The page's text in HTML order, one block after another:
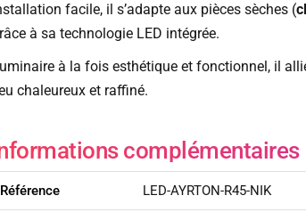
facile, il s’adapte aux pièces sèches (
à sa technologie LED intégrée.
à la fois esthétique et fonctionnel, il
chaleureux et raffiné.
complémentaires
Référence LED-AYRTON-R45-NIK